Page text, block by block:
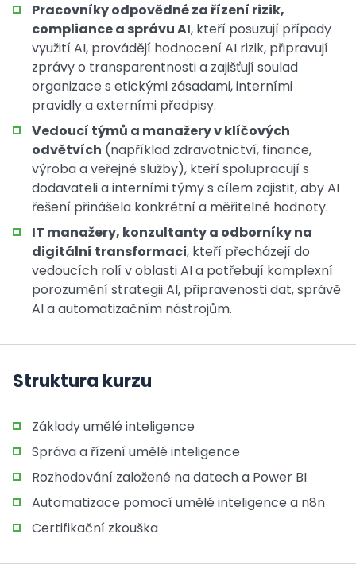
Pracovníky odpovědné za řízení rizik,
compliance a správu AI, kteří posuzují případy
využití AI, provádějí hodnocení AI rizik, připravují
zprávy o transparentnosti a zajišťují soulad
organizace s etickými zásadami, interními
pravidly a externími předpisy.
Vedoucí týmů a manažery v klíčových
odvětvích (například zdravotnictví, finance,
výroba a veřejné služby), kteří spolupracují s
dodavateli a interními týmy s cílem zajistit, aby AI
řešení přinášela konkrétní a měřitelné hodnoty.
IT manažery, konzultanty a odborníky na
digitální transformaci, kteří přecházejí do
vedoucích rolí v oblasti AI a potřebují komplexní
porozumění strategii AI, připravenosti dat, správě
AI a automatizačním nástrojům.
Struktura kurzu
Základy umělé inteligence
Správa a řízení umělé inteligence
Rozhodování založené na datech a Power BI
Automatizace pomocí umělé inteligence a n8n
Certifikační zkouška